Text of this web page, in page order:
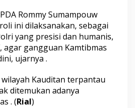
Rommy Sumampouw
ini dilaksanakan, sebagai
yang presisi dan humanis,
gangguan Kamtibmas
ujarnya .
Kauditan terpantau
ditemukan adanya
. (Rial)